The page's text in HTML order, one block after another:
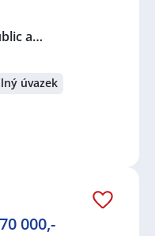
a…
úvazek
000,-